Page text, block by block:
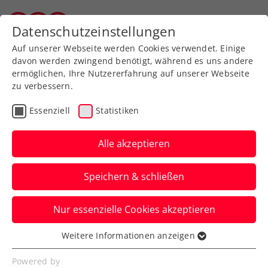
Zurück zur Newsübersicht
ITF Turniere
Australian Open: Tagger
nimmt Top-10-Juniorin
raus
Das heimische Nachwuchstalent steht
hiermit beim Jugend-Grand-Slam in
Melbourne im Achtelfinale.
Verfasst von: Manuel Wachta, 21.01.2025
Datenschutzeinstellungen
Auf unserer Webseite werden Cookies verwendet. Einige
davon werden zwingend benötigt, während es uns andere
ermöglichen, Ihre Nutzererfahrung auf unserer Webseite
zu verbessern.
Essenziell Statistiken
Alle akzeptieren
Speichern & schließen
Nur essenzielle Cookies akzeptieren
Essenziell
Essenzielle Cookies werden für grundlegende
Weitere Informationen anzeigen
Powered by